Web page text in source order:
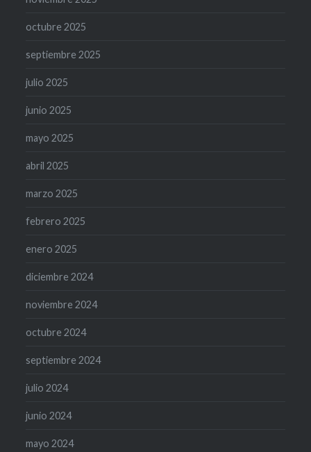
octubre 2025
septiembre 2025
julio 2025
junio 2025
mayo 2025
abril 2025
marzo 2025
febrero 2025
enero 2025
diciembre 2024
noviembre 2024
octubre 2024
septiembre 2024
julio 2024
junio 2024
mayo 2024